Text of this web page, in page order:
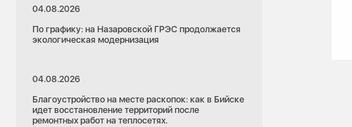
04.08.2026
По графику: на Назаровской ГРЭС продолжается
экологическая модернизация
04.08.2026
Благоустройство на месте раскопок: как в Бийске
идет восстановление территорий после
ремонтных работ на теплосетях.